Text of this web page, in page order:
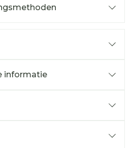
informatie